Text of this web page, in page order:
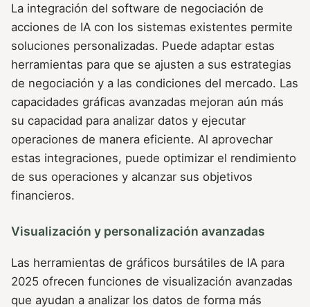
La integración del software de negociación de
acciones de IA con los sistemas existentes permite
soluciones personalizadas. Puede adaptar estas
herramientas para que se ajusten a sus estrategias
de negociación y a las condiciones del mercado. Las
capacidades gráficas avanzadas mejoran aún más
su capacidad para analizar datos y ejecutar
operaciones de manera eficiente. Al aprovechar
estas integraciones, puede optimizar el rendimiento
de sus operaciones y alcanzar sus objetivos
financieros.
Visualización y personalización avanzadas
Las herramientas de gráficos bursátiles de IA para
2025 ofrecen funciones de visualización avanzadas
que ayudan a analizar los datos de forma más